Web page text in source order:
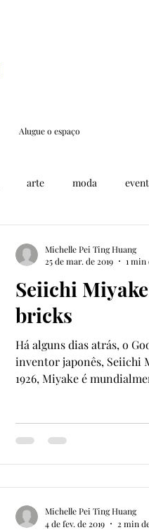
Alugue o espaço
arte moda
Seiichi
bricks
Há alguns dias atrás, o
inventor japonês, Seiichi
1926, Miyake é
Michelle Pei Ting Huang
25 de mar. de 2019
1 min
Michelle Pei Ting Huang
4 de fev. de 2019
2 min